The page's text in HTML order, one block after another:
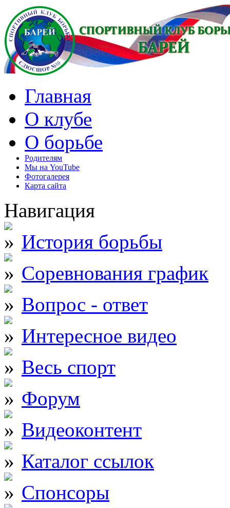
Главная
О клубе
О борьбе
Родителям
Мы на YouTube
Фотогалерея
Карта сайта
Навигация
История борьбы
Соревнования график
Вопрос - ответ
Интересное видео
Весь спорт
Форум
Видеоконтент
Каталог ссылок
Спонсоры